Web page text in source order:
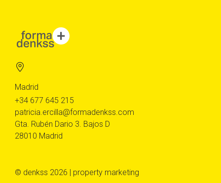
Madrid
+34 677 645 215
patricia.ercilla@formadenkss.com
Gta. Rubén Dario 3. Bajos D
28010 Madrid
© denkss 2026 | property marketing